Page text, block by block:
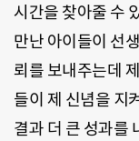
시간을 찾아줄 수
만난 아이들이 선
뢰를 보내주는데
들이 제 신념을 지
결과 더 큰 성과를